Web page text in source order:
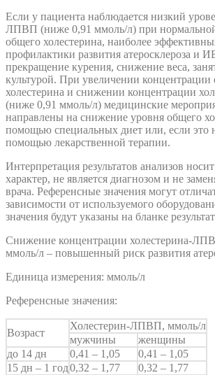
Если у пациента наблюдается низкий
ЛПВП (ниже 0,91 ммоль/л) при
общего холестерина, наиболее
профилактики развития атеросклероза и
прекращение курения, снижение веса,
культурой. При увеличении концентрации
холестерина и снижении концентрации
(ниже 0,91 ммоль/л) медицинские
направлены на снижение уровня общего
помощью специальных диет или, если это
помощью лекарственной терапии.
Интерпретация результатов анализов
характер, не является диагнозом и не
врача. Референсные значения могут
зависимости от используемого
значения будут указаны на бланке
Снижение концентрации холестерина-
ммоль/л – повышенный риск развития
Единица измерения: ммоль/л
Референсные значения:
Возраст
Холестерин-ЛПВП, ммоль/л
мужчины
женщины
до 14 дн
0,41 – 1,05
0,41 – 1,05
15 дн – 1 год0,32 – 1,77
0,32 – 1,77